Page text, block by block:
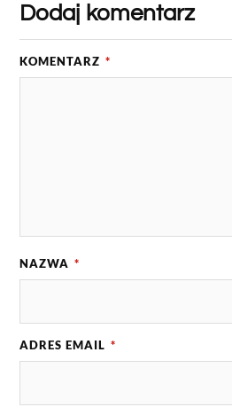
Dodaj komentarz
KOMENTARZ *
NAZWA *
ADRES EMAIL *